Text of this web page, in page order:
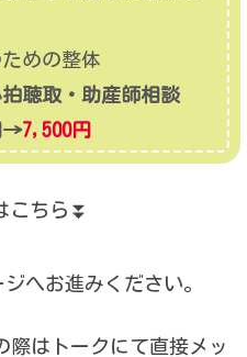
めの整体
聴取・助産師相談
→7,500円
こちら⏬
へお進みください。
はトークにて直接メッ